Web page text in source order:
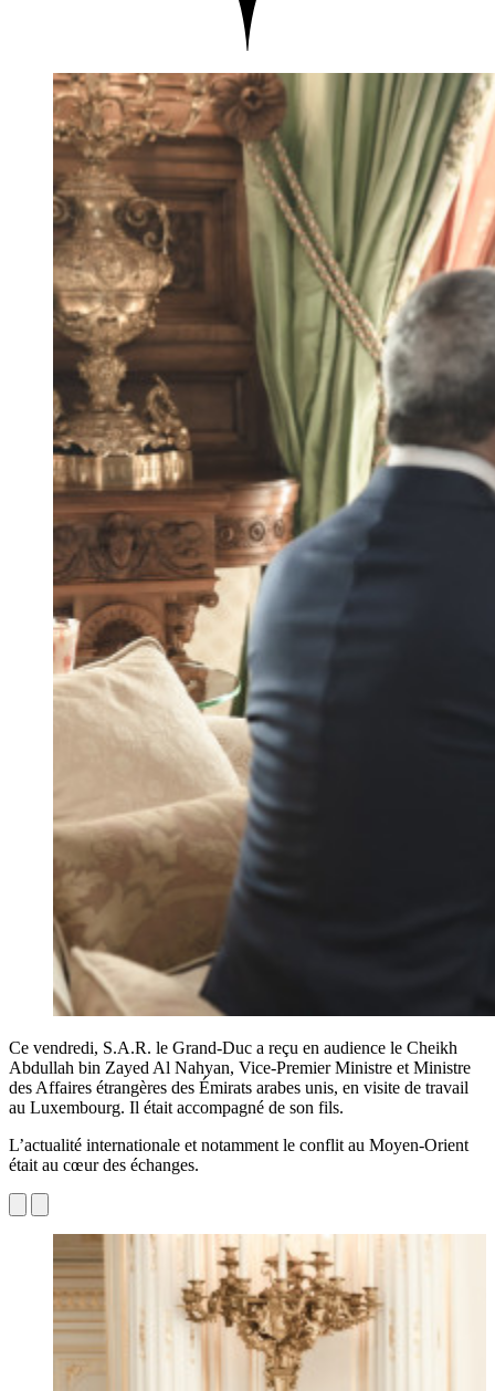
Ce vendredi, S.A.R. le Grand-Duc a reçu en audience le Cheikh
Abdullah bin Zayed Al Nahyan, Vice-Premier Ministre et Ministre
des Affaires étrangères des Émirats arabes unis, en visite de travail
au Luxembourg. Il était accompagné de son fils.
L’actualité internationale et notamment le conflit au Moyen-Orient
était au cœur des échanges.